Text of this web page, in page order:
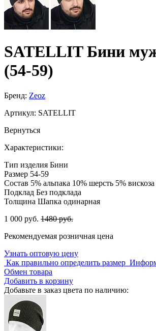
SATELLIT Бини
(54-59)
Бренд: Zeoz
Артикул: SATELLIT
Вернуться
Характеристики:
Тип изделия Бини
Размер 54-59
Состав 5% альпака 10% шерсть 5%
Подклад Без подклада
Толщина Шапка одинарная
1 000 руб. 1480 руб.
Рекомендуемая розничная цена
Узнать оптовую цену
Как правильно определить размер
Обмен товара
Добавить в корзину
Добавьте в заказ цвета по наличию: